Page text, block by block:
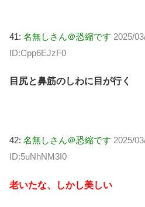
41: 名無しさん＠恐縮です 2025/
ID:Cpp6EJzF0
目尻と鼻筋のしわに目が行く
42: 名無しさん＠恐縮です 2025/
ID:5uNhNM3I0
老いたな、しかし美しい